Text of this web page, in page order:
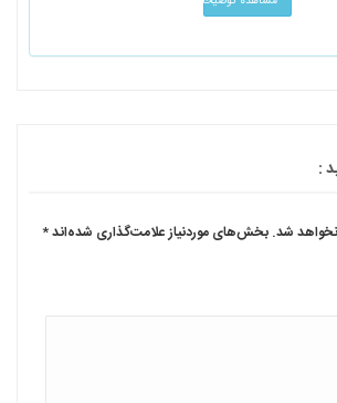
:
شد. بخش‌های موردنیاز علامت‌گذاری شده‌اند*